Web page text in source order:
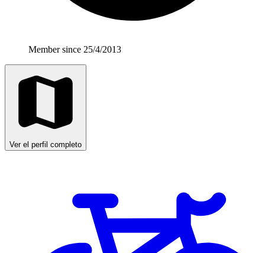
Member since 25/4/2013
Ver el perfil completo